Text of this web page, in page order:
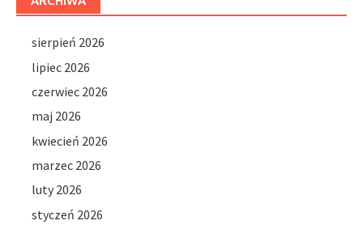
sierpień 2026
lipiec 2026
czerwiec 2026
maj 2026
kwiecień 2026
marzec 2026
luty 2026
styczeń 2026